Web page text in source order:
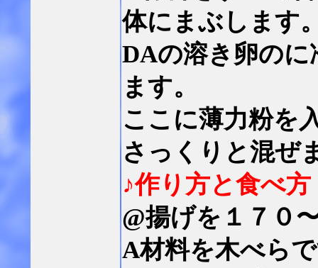
体にまぶします
DAの溶き卵の
ます。
ここに薄力粉を
さっくりと混ぜ
♪作り方と食べ方
@揚げを１７０
A材料を木べら